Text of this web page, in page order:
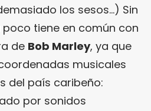
los sesos…) Sin
tiene en común con
de Bob Marley, ya que
musicales
del país caribeño:
por sonidos